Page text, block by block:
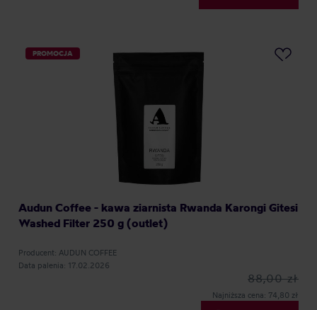
PROMOCJA
Audun Coffee - kawa ziarnista Rwanda Karongi Gitesi
Washed Filter 250 g (outlet)
Producent: AUDUN COFFEE
Data palenia: 17.02.2026
88,00 zł
Najniższa cena: 74,80 zł